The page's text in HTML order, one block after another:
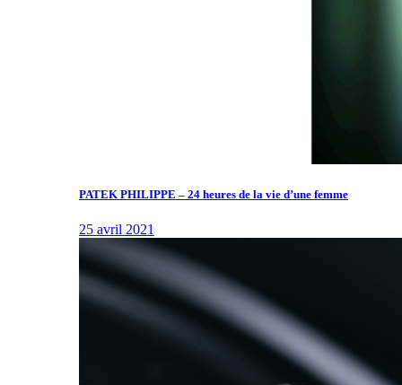
PATEK PHILIPPE – 24 heures de la vie d’une femme
25 avril 2021